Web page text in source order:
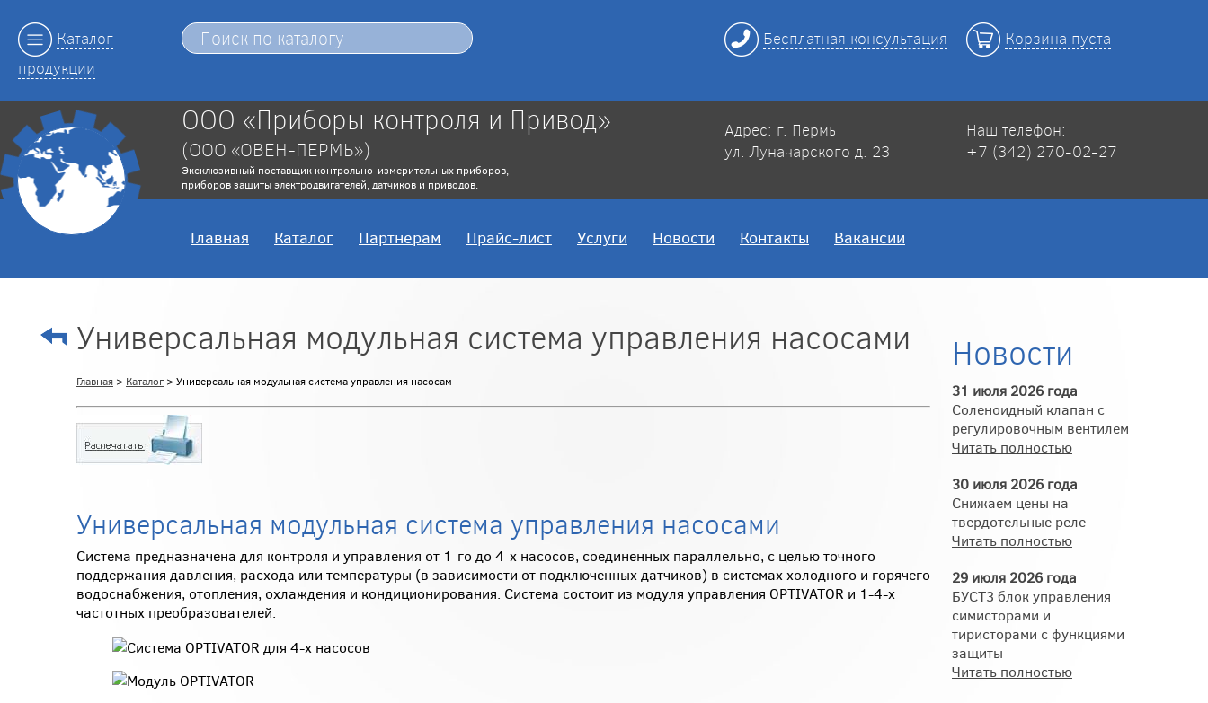
Каталог
продукции
Бесплатная консультация Корзина пуста
ООО «Приборы контроля и Привод»
(ООО «ОВЕН-ПЕРМЬ»)
Эксклюзивный поставщик контрольно-измерительных приборов,
приборов защиты электродвигателей, датчиков и приводов.
Адрес: г. Пермь
ул. Луначарского д. 23
Наш телефон:
+7 (342) 270-02-27
Главная Каталог Партнерам Прайс-лист Услуги Новости Контакты Вакансии
Универсальная модульная система управления насосами
Главная > Каталог > Универсальная модульная система управления насосам
Универсальная модульная система управления насосами
Система предназначена для контроля и управления от 1-го до 4-х насосов, соединенных параллельно, с целью точного
поддержания давления, расхода или температуры (в зависимости от подключенных датчиков) в системах холодного и горячего
водоснабжения, отопления, охлаждения и кондиционирования. Система состоит из модуля управления OPTIVATOR и 1-4-х
частотных преобразователей.
Новости
31 июля 2026 года
Соленоидный клапан с
регулировочным вентилем
Читать полностью
30 июля 2026 года
Снижаем цены на
твердотельные реле
Читать полностью
29 июля 2026 года
БУСТ3 блок управления
симисторами и
тиристорами с функциями
защиты
Читать полностью